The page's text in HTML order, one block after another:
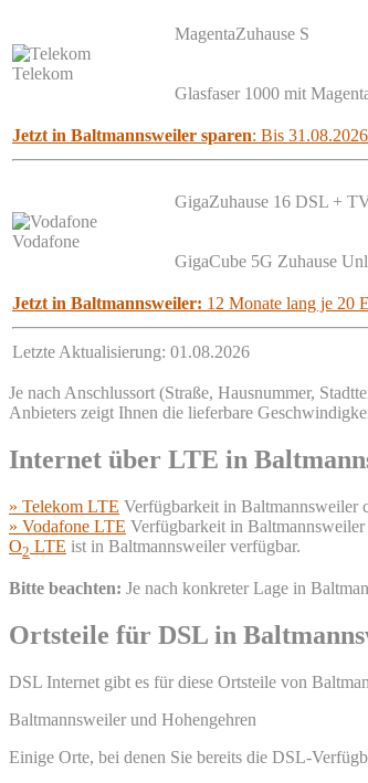
Telekom
MagentaZuhause S
Glasfaser 1000 mit
Jetzt in Baltmannsweiler sparen: Bis
Vodafone
GigaZuhause 16 DSL +
GigaCube 5G Zuhause
Jetzt in Baltmannsweiler: 12 Monate lang je 20
Letzte Aktualisierung: 01.08.2026
Je nach Anschlussort (Straße, Hausnummer,
Anbieters zeigt Ihnen die lieferbare
Internet über LTE in
» Telekom LTE Verfügbarkeit in Baltmannsweiler
» Vodafone LTE Verfügbarkeit in Baltmannsweiler
O2 LTE ist in Baltmannsweiler verfügbar.
Bitte beachten: Je nach konkreter Lage in
Ortsteile für DSL in
DSL Internet gibt es für diese Ortsteile von
Baltmannsweiler und Hohengehren
Einige Orte, bei denen Sie bereits die DSL-